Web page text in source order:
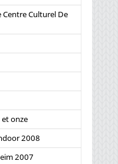
Centre Culturel De
et onze
2008
2007